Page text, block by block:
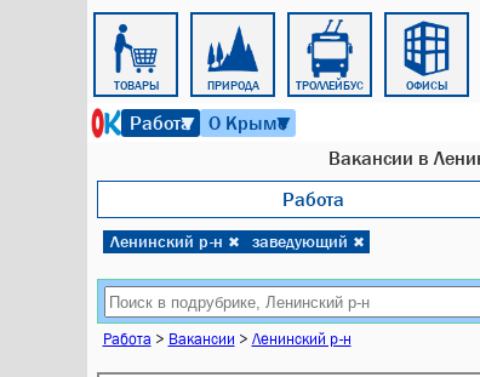
ТОВАРЫ ПРИРОДА ТРОЛЛЕЙБУС ОФИСЫ
Работа
▼ О Крыме
▼
Вакансии в
Работа
Ленинский р-н ✖ заведующий ✖
Работа > Вакансии > Ленинский р-н